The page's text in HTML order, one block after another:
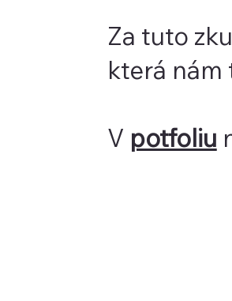
Za tuto
která nám
V potfoliu